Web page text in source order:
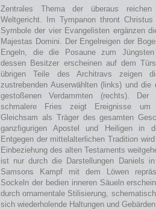
Zentrales Thema der überaus
Weltgericht. Im Tympanon thront
Symbole der vier Evangelisten ergänzen
Majestas Domini. Der Engelreigen der
Engeln, die die Posaune zum
dessen Besitzer erscheinen auf dem
übrigen Teile des Architravs zeigen
zustrebenden Auserwählten (links) und die
gestoßenen Verdammten (rechts). Der
schmalere Fries zeigt Ereignisse
Gleichsam als Träger des gesamten
ganzfigurigen Apostel und Heiligen in
Entgegen der mittelalterlichen Tradition
Einbeziehung des alten Testaments
ist nur durch die Darstellungen Daniels
Samsons Kampf mit dem Löwen
Sockeln der bedien inneren Säueln
durch ornamentale Stilisierung,
sich wiederholende Haltungen und